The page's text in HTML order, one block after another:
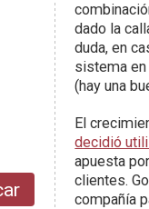
dado la
duda, en
sistema
(hay una
El
decidió
apuesta
clientes.
compañía